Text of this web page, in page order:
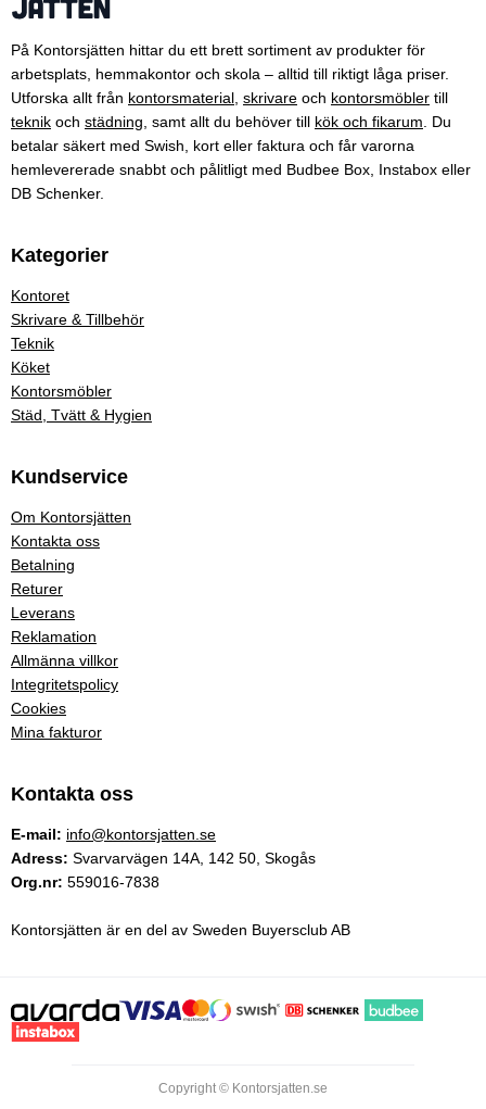
På Kontorsjätten hittar du ett brett sortiment av produkter för
arbetsplats, hemmakontor och skola – alltid till riktigt låga priser.
Utforska allt från kontorsmaterial skrivare och kontorsmöbler till
teknik och städning , samt allt du behöver till kök och fikarum . Du
betalar säkert med Swish, kort eller faktura och får varorna
hemlevererade snabbt och pålitligt med Budbee Box, Instabox eller
DB Schenker.
Kategorier
Kontoret
Skrivare & Tillbehör
Teknik
Köket
Kontorsmöbler
Städ, Tvätt & Hygien
Kundservice
Om Kontorsjätten
Kontakta oss
Betalning
Returer
Leverans
Reklamation
Allmänna villkor
Integritetspolicy
Cookies
Mina fakturor
Kontakta oss
E-mail: info@kontorsjatten.se
Adress: Svarvarvägen 14A, 142 50, Skogås
Org.nr: 559016-7838
Kontorsjätten är en del av Sweden Buyersclub AB
Copyright © Kontorsjatten.se